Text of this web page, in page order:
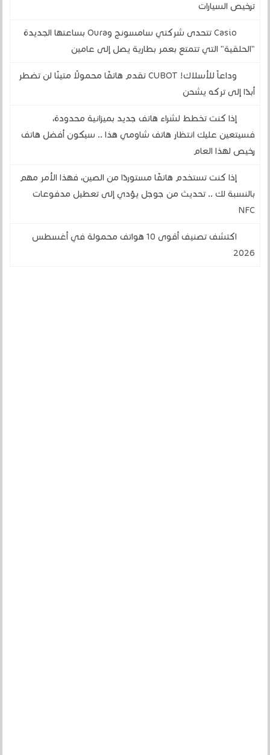
ترخيص السيارات
Casio تتحدى شركتي سامسونج وOura بساعتها الجديدة
"الحلقية" التي تتمتع بعمر بطارية يصل إلى عامين
وداعاً للأسلاك! CUBOT تقدم هاتفًا محمولًا متينًا لن تضطر
أبدًا إلى تركه يشحن
إذا كنت تخطط لشراء هاتف جديد بميزانية محدودة،
فسيتعين عليك انتظار هاتف شاومي هذا .. سيكون أفضل هاتف
رخيص لهذا العام
إذا كنت تستخدم هاتفًا مستوردًا من الصين، فهذا الأمر مهم
بالنسبة لك .. تحديث من جوجل يؤدي إلى تعطيل مدفوعات
NFC
اكتشف تصنيف أقوى 10 هواتف محمولة في أغسطس
2026